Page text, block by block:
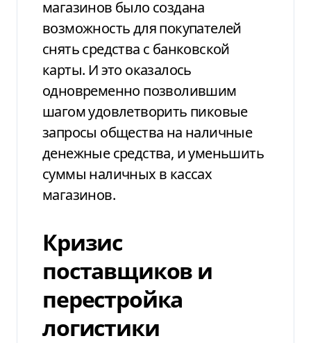
магазинов было создана
возможность для покупателей
снятьсредства с банковской
карты. И это оказалось
одновременно позволившим
шагомудовлетворить пиковые
запросы общества на наличные
денежные средства, и уменьшить
суммы наличных в кассах
магазинов.
Кризис
поставщиков и
перестройка
логистики